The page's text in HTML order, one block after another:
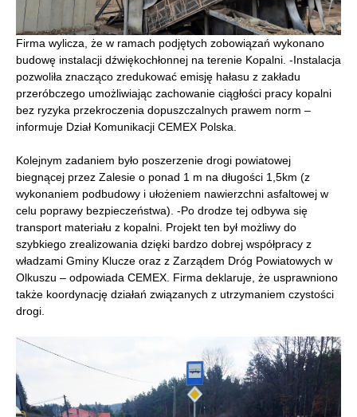
Firma wylicza, że w ramach podjętych zobowiązań wykonano
budowę instalacji dźwiękochłonnej na terenie Kopalni. -Instalacja
pozwoliła znacząco zredukować emisję hałasu z zakładu
przeróbczego umożliwiając zachowanie ciągłości pracy kopalni
bez ryzyka przekroczenia dopuszczalnych prawem norm –
informuje Dział Komunikacji CEMEX Polska.
Kolejnym zadaniem było poszerzenie drogi powiatowej
biegnącej przez Zalesie o ponad 1 m na długości 1,5km (z
wykonaniem podbudowy i ułożeniem nawierzchni asfaltowej w
celu poprawy bezpieczeństwa). -Po drodze tej odbywa się
transport materiału z kopalni. Projekt ten był możliwy do
szybkiego zrealizowania dzięki bardzo dobrej współpracy z
władzami Gminy Klucze oraz z Zarządem Dróg Powiatowych w
Olkuszu – odpowiada CEMEX. Firma deklaruje, że usprawniono
także koordynację działań związanych z utrzymaniem czystości
drogi.